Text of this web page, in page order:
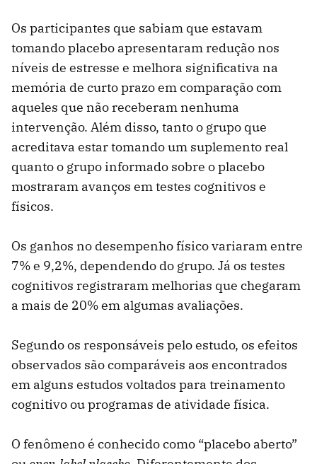
Os participantes que sabiam que estavam
tomando placebo apresentaram redução nos
níveis de estresse e melhora significativa na
memória de curto prazo em comparação com
aqueles que não receberam nenhuma
intervenção. Além disso, tanto o grupo que
acreditava estar tomando um suplemento real
quanto o grupo informado sobre o placebo
mostraram avanços em testes cognitivos e
físicos.
Os ganhos no desempenho físico variaram entre
7% e 9,2%, dependendo do grupo. Já os testes
cognitivos registraram melhorias que chegaram
a mais de 20% em algumas avaliações.
Segundo os responsáveis pelo estudo, os efeitos
observados são comparáveis aos encontrados
em alguns estudos voltados para treinamento
cognitivo ou programas de atividade física.
O fenômeno é conhecido como “placebo aberto”